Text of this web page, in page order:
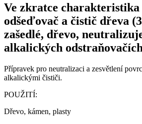
Ve zkratce charakteristika
odšeďovač a čistič dřeva
zašedlé, dřevo,
alkalických odstraňovačích
Přípravek pro neutralizaci a zesvětlení
alkalickými čističi.
POUŽITÍ:
Dřevo, kámen, plasty